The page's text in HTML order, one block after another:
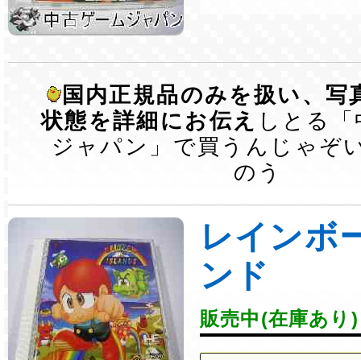
国内正規品のみを扱い、写
状態を詳細にお伝え しとる
ジャパン」で買うんじゃぞ
のう
レインボ
ンド
販売中(在庫あり)